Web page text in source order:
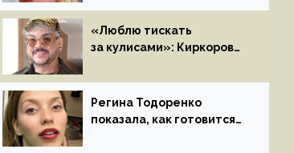
страстные…»
«Люблю тискать
за кулисами»: Киркоров
к молодой особе
Регина Тодоренко
показала, как готовится